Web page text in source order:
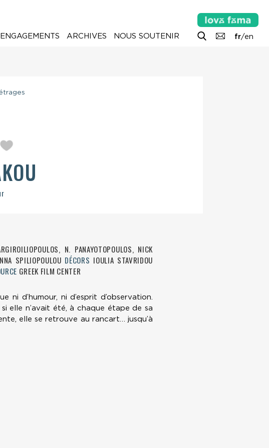
fr/en
ARCHIVES NOUS SOUTENIR
N. PANAYOTOPOULOS, NICK
SPILIOPOULOU DÉCORS IOULIA STAVRIDOU
GREEK FILM CENTER
ni d’humour, ni d’esprit d’observation.
elle n’avait été, à chaque étape de sa
elle se retrouve au rancart… jusqu’à